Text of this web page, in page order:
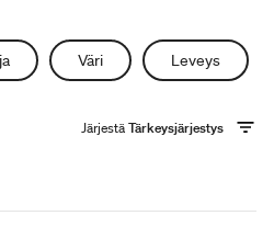
Väri Leveys
JärjestäTärkeysjärjestys